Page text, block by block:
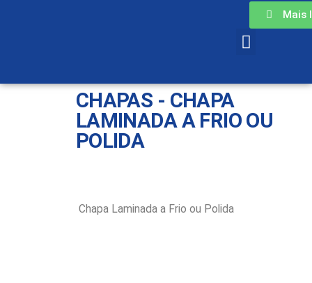
CHAPAS - CHAPA
LAMINADA A FRIO OU
POLIDA
Chapa Laminada a Frio ou Polida
Mais